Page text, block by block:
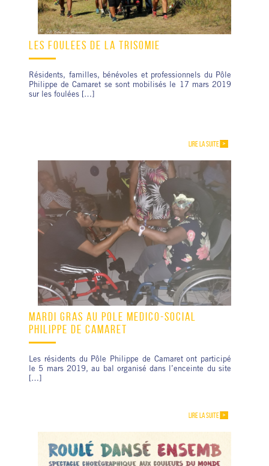
LES FOULÉES DE LA TRISOMIE
Résidents, familles, bénévoles et professionnels du Pôle
Philippe de Camaret se sont mobilisés le 17 mars 2019
sur les foulées […]
LIRE LA SUITE
MARDI GRAS AU PÔLE MÉDICO-SOCIAL
PHILIPPE DE CAMARET
Les résidents du Pôle Philippe de Camaret ont participé
le 5 mars 2019, au bal organisé dans l’enceinte du site
[…]
LIRE LA SUITE